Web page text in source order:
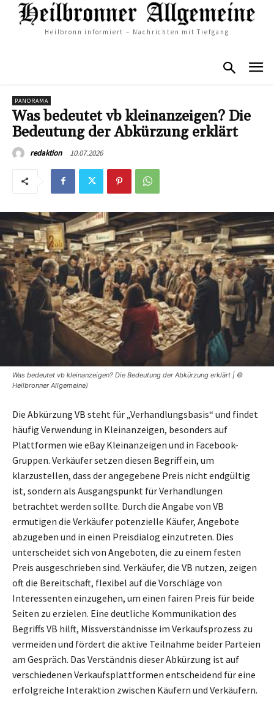
Heilbronn informiert – Nachrichten mit Tiefgang
PANORAMA
Was bedeutet vb kleinanzeigen? Die
Bedeutung der Abkürzung erklärt
redaktion 10.07.2026
Was bedeutet vb kleinanzeigen? Die Bedeutung der Abkürzung erklärt | ©
Heilbronner Allgemeine)
Die Abkürzung VB steht für „Verhandlungsbasis“ und findet
häufig Verwendung in Kleinanzeigen, besonders auf
Plattformen wie eBay Kleinanzeigen und in Facebook-
Gruppen. Verkäufer setzen diesen Begriff ein, um
klarzustellen, dass der angegebene Preis nicht endgültig
ist, sondern als Ausgangspunkt für Verhandlungen
betrachtet werden sollte. Durch die Angabe von VB
ermutigen die Verkäufer potenzielle Käufer, Angebote
abzugeben und in einen Preisdialog einzutreten. Dies
unterscheidet sich von Angeboten, die zu einem festen
Preis ausgeschrieben sind. Verkäufer, die VB nutzen, zeigen
oft die Bereitschaft, flexibel auf die Vorschläge von
Interessenten einzugehen, um einen fairen Preis für beide
Seiten zu erzielen. Eine deutliche Kommunikation des
Begriffs VB hilft, Missverständnisse im Verkaufsprozess zu
vermeiden und fördert die aktive Teilnahme beider Parteien
am Gespräch. Das Verständnis dieser Abkürzung ist auf
verschiedenen Verkaufsplattformen entscheidend für eine
erfolgreiche Interaktion zwischen Käufern und Verkäufern.